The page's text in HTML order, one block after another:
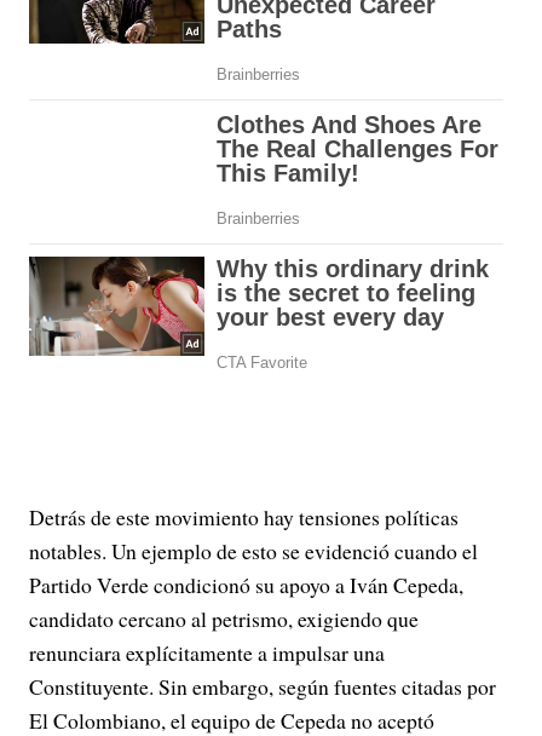
Detrás de este movimiento hay tensiones políticas
notables. Un ejemplo de esto se evidenció cuando el
Partido Verde condicionó su apoyo a Iván Cepeda,
candidato cercano al petrismo, exigiendo que
renunciara explícitamente a impulsar una
Constituyente. Sin embargo, según fuentes citadas por
El Colombiano, el equipo de Cepeda no aceptó